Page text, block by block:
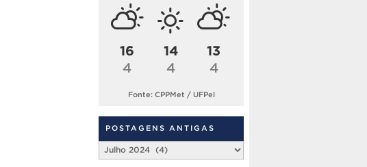
16
4
14
4
13
4
Fonte: CPPMet / UFPel
POSTAGENS ANTIGAS
Postagens
Antigas